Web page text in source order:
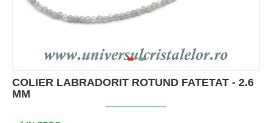
COLIER LABRADORIT ROTUND FATETAT - 2.6
MM